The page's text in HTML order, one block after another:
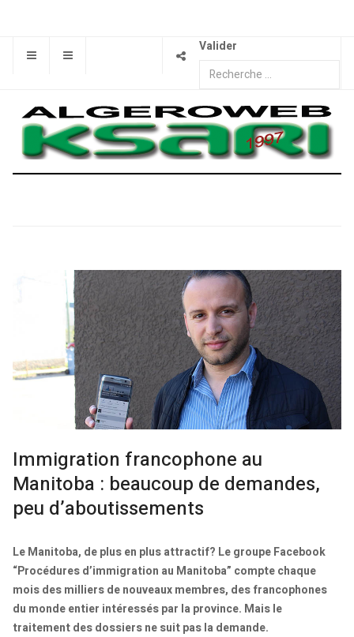
Valider
Immigration francophone au
Manitoba : beaucoup de demandes,
peu d’aboutissements
Le Manitoba, de plus en plus attractif? Le groupe Facebook
“Procédures d’immigration au Manitoba” compte chaque
mois des milliers de nouveaux membres, des francophones
du monde entier intéressés par la province. Mais le
traitement des dossiers ne suit pas la demande.